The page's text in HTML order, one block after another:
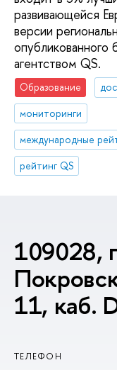
развивающейся
версии
опубликованного
агентством QS.
Образование
мониторинги
международные
рейтинг QS
109028,
11, каб.
ТЕЛЕФОН